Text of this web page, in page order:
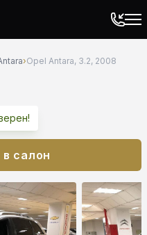
›Opel Antara, 3.2, 2008
салон